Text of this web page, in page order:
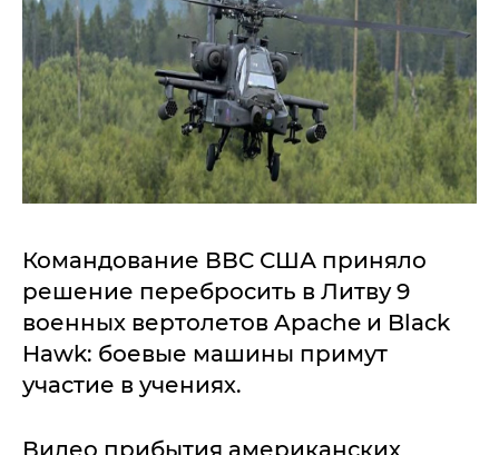
Командование ВВС США приняло
решение перебросить в Литву 9
военных вертолетов Apache и Black
Hawk: боевые машины примут
участие в учениях.
Видео прибытия американских